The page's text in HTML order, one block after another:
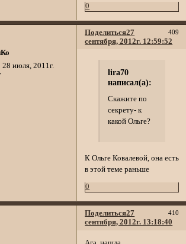
0
Поделиться 409
27
сентября, 2012г. 12:59:52
28 июля, 2011г.
lira70
написал(а):
Скажите по
секрету- к
какой Ольге?
К Ольге Ковалевой, она есть
в этой теме раньше
0
Поделиться 410
27
сентября, 2012г. 13:18:40